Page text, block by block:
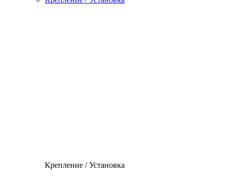
Крепление / Установка